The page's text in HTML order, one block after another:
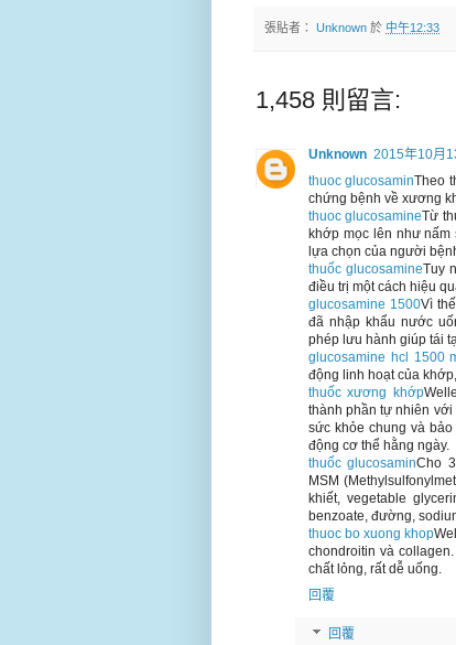
張貼者： Unknown 於 中午12:33
1,458 則留言:
Unknown 2015年10月
thuoc glucosaminTheo
chứng bệnh về xương
thuoc glucosamineTừ
khớp mọc lên như
lựa chọn của người
thuốc glucosamineTuy
điều trị một cách hiệu
glucosamine 1500Vì
đã nhập khẩu nước
phép lưu hành giúp tái
glucosamine hcl 1500
động linh hoạt của
thuốc xương khớp
thành phần tự nhiên
sức khỏe chung và
động cơ thể hằng ngày.
thuốc glucosaminCho
MSM
khiết, vegetable
benzoate, đường,
thuoc bo xuong khop
chondroitin và
chất lỏng, rất dễ uống.
回覆
回覆